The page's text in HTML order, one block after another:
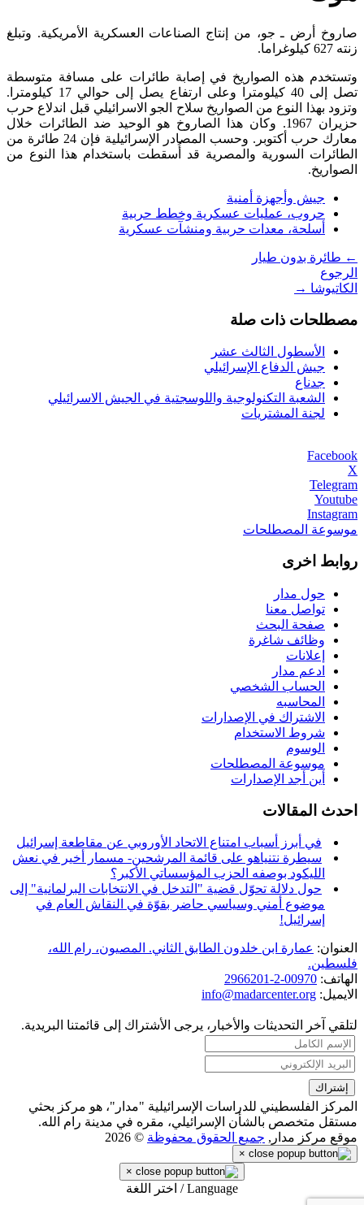
صاروخ أرض ـ جو، من إنتاج الصناعات العسكرية الأمريكية. وتبلغ
زنته 627 كيلوغراما.
وتستخدم هذه الصواريخ في إصابة طائرات على مسافة متوسطة
تصل إلى 40 كيلومترا وعلى ارتفاع يصل إلى حوالي 17 كيلومترا.
وتزود بهذا النوع من الصواريخ سلاح الجو الاسرائيلي قبل اندلاع حرب
حزيران 1967. وكان هذا الصاروخ هو الوحيد ضد الطائرات خلال
معارك حرب أكتوبر. وحسب المصادر الإسرائيلية فإن 24 طائرة من
الطائرات السورية والمصرية قد أُسقطت باستخدام هذا النوع من
الصواريخ.
جيش وأجهزة أمنية
حروب، عمليات عسكرية وخطط حربية
أسلحة، معدات حربية ومنشآت عسكرية
← طائرة بدون طيار
الرجوع
الكاتيوشا →
مصطلحات ذات صلة
الأسطول الثالث عشر
جيش الدفاع الإسرائيلي
جدناع
الشعبة التكنولوجية واللوسجتية في الجيش الاسرائيلي
لجنة المشتريات
Facebook
X
Telegram
Youtube
Instagram
موسوعة المصطلحات
روابط اخرى
حول مدار
تواصل معنا
صفحة البحث
وظائف شاغرة
إعلانات
ادعم مدار
الحساب الشخصي
المحاسبه
الاشتراك في الإصدارات
شروط الاستخدام
الوسوم
موسوعة المصطلحات
أين أجد الإصدارات
احدث المقالات
في أبرز أسباب امتناع الاتحاد الأوروبي عن مقاطعة إسرائيل
سيطرة نتنياهو على قائمة المرشحين- مسمار أخير في نعش
الليكود بوصفه الحزب المؤسساتي الأكبر؟
حول دلالة تحوّل قضية "التدخل في الانتخابات البرلمانية" إلى
موضوع أمني وسياسي حاضر بقوّة في النقاش العام في
إسرائيل!
العنوان: عمارة ابن خلدون الطابق الثاني. المصيون، رام الله،
فلسطين.
الهاتف: 00970-2-2966201
الايميل: info@madarcenter.org
لتلقي آخر التحديثات والأخبار، يرجى الأشتراك إلى قائمتنا البريدية.
المركز الفلسطيني للدراسات الإسرائيلية "مدار"، هو مركز بحثي
مستقل متخصص بالشأن الإسرائيلي، مقره في مدينة رام الله.
موقع مركز مدار, جميع الحقوق محفوظة © 2026
×
×
Language / اختر اللغة